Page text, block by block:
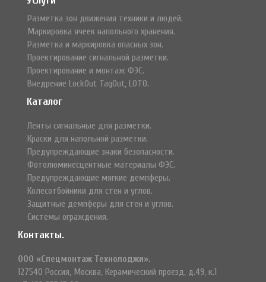
Разметка зон движения техники и людей.
Маркировка ячеек напольного хранения.
Разметка и маркировка опасных зон.
Проектирование сигнальной разметки.
Проектирование и монтаж ФЭС.
Внедрение LockOut TagOut, LOTO.
Каталог
Ленты сигнальные для разметки.
Краски для напольной разметки.
Предупреждающие знаки безопасности.
Фотолюминесцентные материалы ФЭС.
Предупреждающие мягкие демпферы.
Колесотбойники для стен и углов.
Защитные демпферы для стен и углов.
Системы ограждения.
Контакты.
ООО «Спецмонтаж Технолоджи».
127540 Россия, Москва, Керамический проезд, д.49, к.1